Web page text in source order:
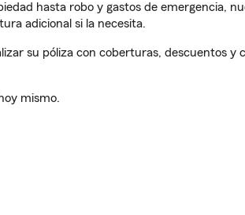
hasta robo y gastos de emergencia,
adicional si la necesita.
su póliza con coberturas, descuentos
hoy mismo.